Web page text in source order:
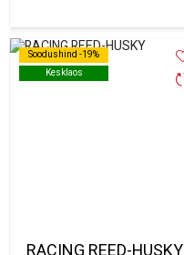
Soodushind -19%
Kesklaos
Soodushind -19%
Kesklaos